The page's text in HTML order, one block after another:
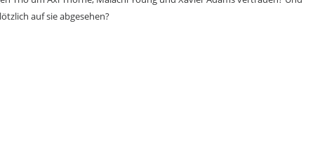
auf sie abgesehen?